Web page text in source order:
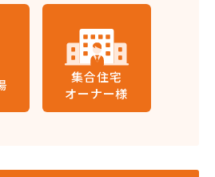
集合住宅
オーナー様